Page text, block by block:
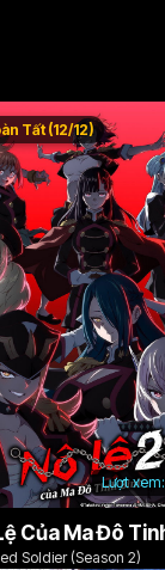
Lượt xem:
Tất (12/12)
Soldier (Season 2)